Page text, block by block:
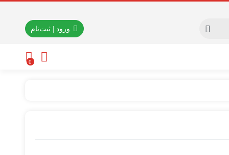
ورود | ثبت‌نام
0